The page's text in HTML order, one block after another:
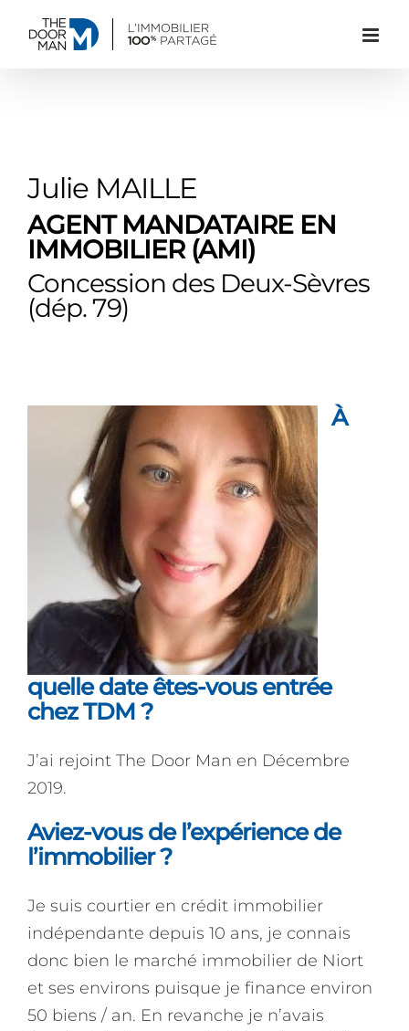
Julie MAILLE
AGENT MANDATAIRE EN
IMMOBILIER (AMI)
Concession des Deux-Sèvres
(dép. 79)
À
quelle date êtes-vous entrée
chez TDM ?
J’ai rejoint The Door Man en Décembre
2019.
Aviez-vous de l’expérience de
l’immobilier ?
Je suis courtier en crédit immobilier
indépendante depuis 10 ans, je connais
donc bien le marché immobilier de Niort
et ses environs puisque je finance environ
50 biens / an. En revanche je n’avais